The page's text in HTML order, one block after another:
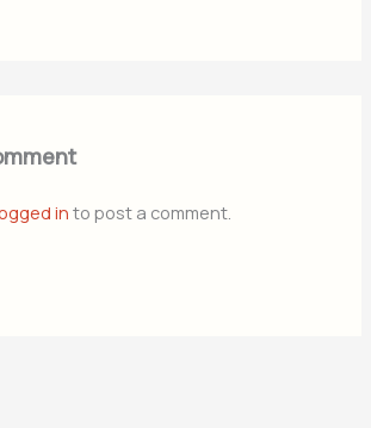
in to post a comment.